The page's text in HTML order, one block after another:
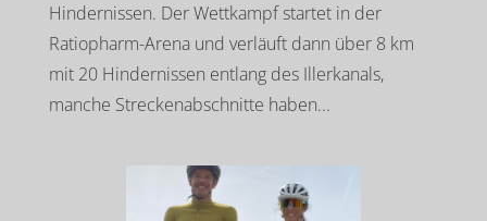
Hindernissen. Der Wettkampf startet in der
Ratiopharm-Arena und verläuft dann über 8 km
mit 20 Hindernissen entlang des Illerkanals,
manche Streckenabschnitte haben...